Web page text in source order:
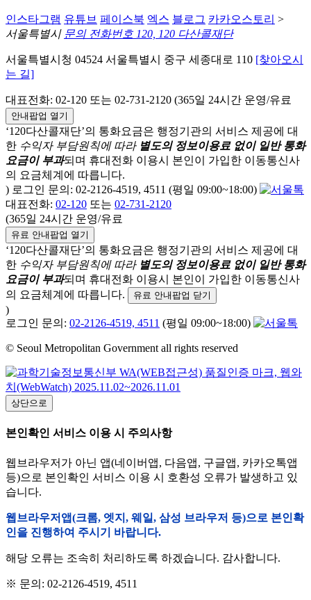
인스타그램 유튜브 페이스북 엑스 블로그 카카오스토리 >
서울특별시 문의 전화번호 120, 120 다산콜재단
서울특별시청 04524 서울특별시 중구 세종대로 110 [찾아오시
는 길]
대표전화: 02-120 또는 02-731-2120 (365일 24시간 운영/유료
안내팝업 열기
‘120다산콜재단’의 통화요금은 행정기관의 서비스 제공에 대
한 수익자 부담원칙에 따라 별도의 정보이용료 없이 일반 통화
요금이 부과되며 휴대전화 이용시 본인이 가입한 이동통신사
의 요금체계에 따릅니다.
) 로그인 문의: 02-2126-4519, 4511 (평일 09:00~18:00)
대표전화: 02-120 또는 02-731-2120
(365일 24시간 운영/유료
유료 안내팝업 열기
‘120다산콜재단’의 통화요금은 행정기관의 서비스 제공에 대
한 수익자 부담원칙에 따라 별도의 정보이용료 없이 일반 통화
요금이 부과되며 휴대전화 이용시 본인이 가입한 이동통신사
의 요금체계에 따릅니다.
유료 안내팝업 닫기
)
로그인 문의: 02-2126-4519, 4511 (평일 09:00~18:00)
© Seoul Metropolitan Government all rights reserved
상단으로
본인확인 서비스 이용 시 주의사항
웹브라우저가 아닌 앱(네이버앱, 다음앱, 구글앱, 카카오톡앱
등)으로 본인확인 서비스 이용 시 호환성 오류가 발생하고 있
습니다.
웹브라우저앱(크롬, 엣지, 웨일, 삼성 브라우저 등)으로 본인확
인을 진행하여 주시기 바랍니다.
해당 오류는 조속히 처리하도록 하겠습니다. 감사합니다.
※ 문의: 02-2126-4519, 4511